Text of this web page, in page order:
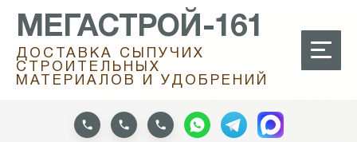
МЕГАСТРОЙ-161
ДОСТАВКА СЫПУЧИХ
СТРОИТЕЛЬНЫХ
МАТЕРИАЛОВ И УДОБРЕНИЙ